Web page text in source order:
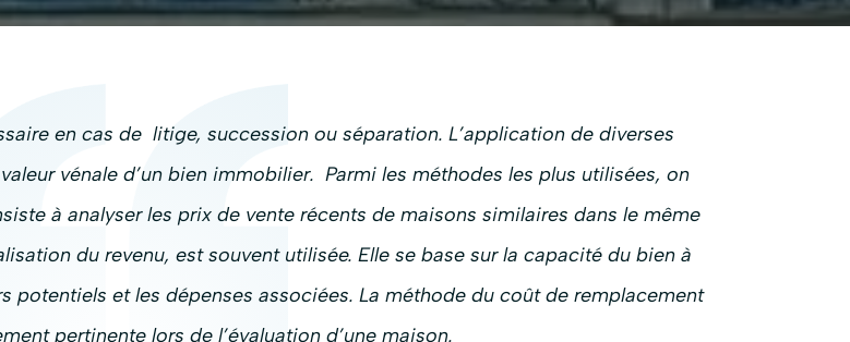
en cas de litige, succession ou séparation. L’application de diverses
vénale d’un bien immobilier. Parmi les méthodes les plus utilisées, on
à analyser les prix de vente récents de maisons similaires dans le même
du revenu, est souvent utilisée. Elle se base sur la capacité du bien à
potentiels et les dépenses associées. La méthode du coût de remplacement
pertinente lors de l’évaluation d’une maison.